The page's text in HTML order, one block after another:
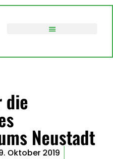
die
Neustadt
Oktober 2019